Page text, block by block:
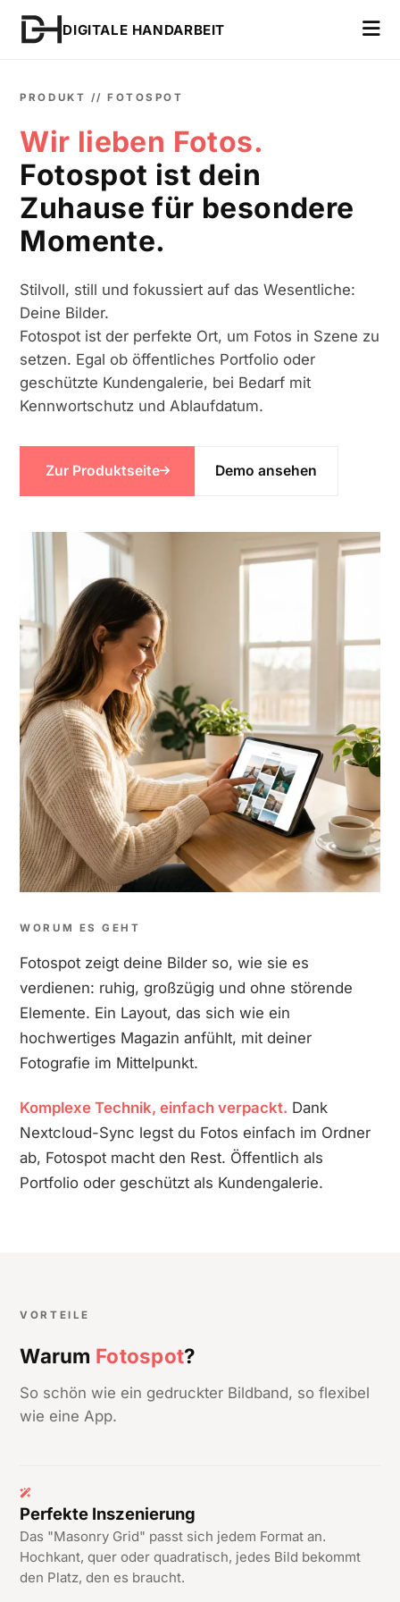
DIGITALE HANDARBEIT
PRODUKT // FOTOSPOT
Wir lieben Fotos.
Fotospot ist dein
Zuhause für besondere
Momente.
Stilvoll, still und fokussiert auf das Wesentliche:
Deine Bilder.
Fotospot ist der perfekte Ort, um Fotos in Szene zu
setzen. Egal ob öffentliches Portfolio oder
geschützte Kundengalerie, bei Bedarf mit
Kennwortschutz und Ablaufdatum.
Zur Produktseite Demo ansehen
WORUM ES GEHT
Fotospot zeigt deine Bilder so, wie sie es
verdienen: ruhig, großzügig und ohne störende
Elemente. Ein Layout, das sich wie ein
hochwertiges Magazin anfühlt, mit deiner
Fotografie im Mittelpunkt.
Komplexe Technik, einfach verpackt. Dank
Nextcloud-Sync legst du Fotos einfach im Ordner
ab, Fotospot macht den Rest. Öffentlich als
Portfolio oder geschützt als Kundengalerie.
VORTEILE
Warum Fotospot?
So schön wie ein gedruckter Bildband, so flexibel
wie eine App.
Perfekte Inszenierung
Das "Masonry Grid" passt sich jedem Format an.
Hochkant, quer oder quadratisch, jedes Bild bekommt
den Platz, den es braucht.